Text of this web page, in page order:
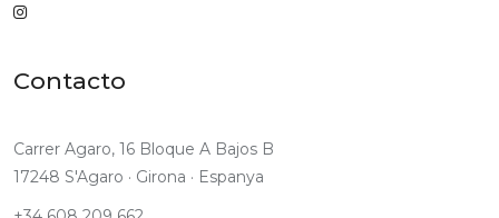
Contacto
Carrer Agaro, 16 Bloque A Bajos B
17248 S'Agaro · Girona · Espanya